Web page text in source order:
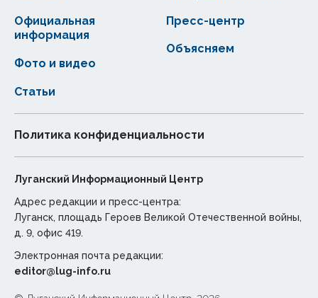
Статьи
Официальная
информация
Фото и видео
Пресс-центр
Объясняем
Политика конфиденциальности
Луганский Информационный Центр
Адрес редакции и пресс-центра:
Луганск, площадь Героев Великой Отечественной войны,
д. 9, офис 419.
Электронная почта редакции:
editor@lug-info.ru